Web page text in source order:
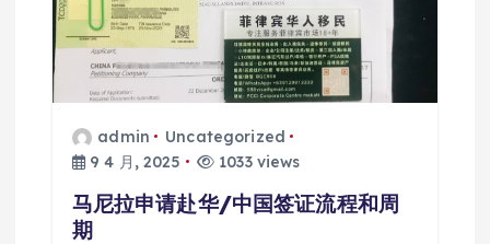
admin
Uncategorized
9 4 月, 2025
1033 views
马尼拉申请赴华/中国签证流程和周
期